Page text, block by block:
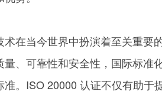
当今世界中扮演着至关重要的
量、可靠性和安全性，国际标准
准。ISO 20000 认证不仅有助于